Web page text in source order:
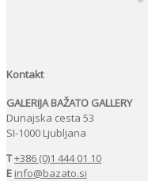
Kontakt
GALERIJA BAŽATO GALLERY
Dunajska cesta 53
SI-1000 Ljubljana
T+386 (0)1 444 01 10
E info@bazato.si